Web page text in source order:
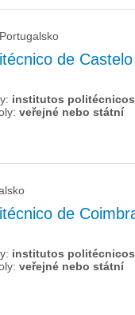
de
institutos politécnicos
veřejné nebo státní
de
institutos politécnicos
veřejné nebo státní